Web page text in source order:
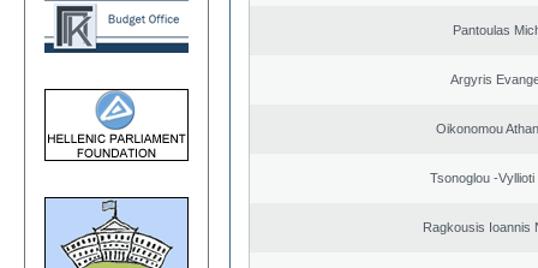
Pantoulas
Argyris
Oikonomou
Tsonoglou -Vyllioti
Ragkousis Ioannis